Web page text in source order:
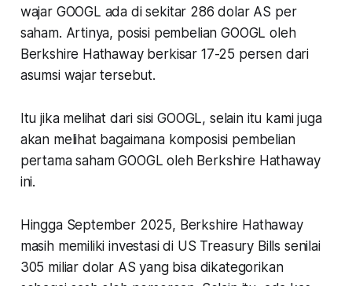
wajar GOOGL ada di sekitar 286 dolar AS per
saham. Artinya, posisi pembelian GOOGL oleh
Berkshire Hathaway berkisar 17-25 persen dari
asumsi wajar tersebut.
Itu jika melihat dari sisi GOOGL, selain itu kami juga
akan melihat bagaimana komposisi pembelian
pertama saham GOOGL oleh Berkshire Hathaway
ini.
Hingga September 2025, Berkshire Hathaway
masih memiliki investasi di US Treasury Bills senilai
305 miliar dolar AS yang bisa dikategorikan